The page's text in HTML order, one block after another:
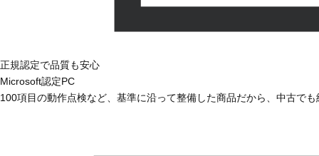
正規認定で品質も安心
Microsoft認定PC
100項目の動作点検など、基準に沿って整備した商品だから、中古で